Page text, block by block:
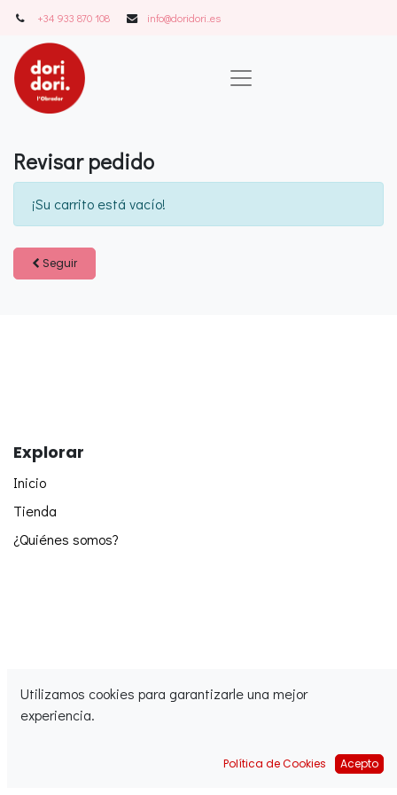
+34 933 870 108 info@doridori..es
Revisar pedido
¡Su carrito está vacío!
Seguir
Explorar
Inicio
Tienda
¿Quiénes somos?
Síguenos
Utilizamos cookies para garantizarle una mejor
experiencia.
Política de Cookies Acepto